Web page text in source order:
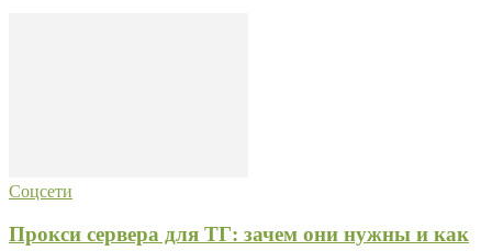
Соцсети
Прокси сервера для ТГ: зачем они нужны и как